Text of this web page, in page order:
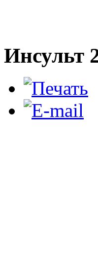
Инсульт